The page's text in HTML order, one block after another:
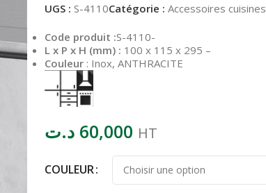
UGS : S-4110Catégorie : Accessoires cuisines
Code produit :S-4110-
L x P x H (mm) : 100 x 115 x 295 –
Couleur: Inox, ANTHRACITE
60,000 د.ت HT
COULEUR